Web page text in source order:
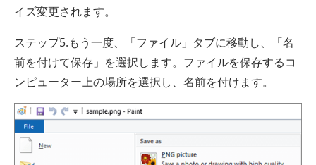
イズ変更されます。
ステップ5.もう一度、「ファイル」タブに移動し、「名
前を付けて保存」を選択します。ファイルを保存するコ
ンピューター上の場所を選択し、名前を付けます。